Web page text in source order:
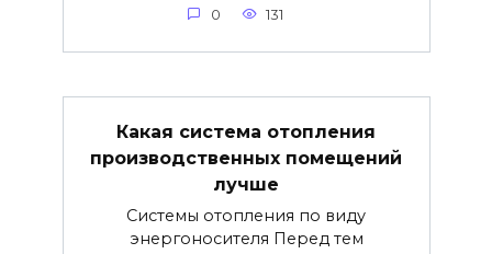
0 131
Какая система отопления
производственных помещений
лучше
Системы отопления по виду
энергоносителя Перед тем